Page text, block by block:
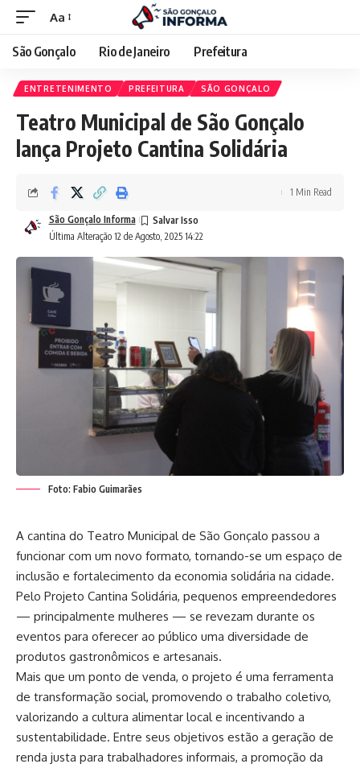
Aa
São Gonçalo Rio de Janeiro Prefeitura
ENTRETENIMENTO PREFEITURA SÃO GONÇALO
Teatro Municipal de São Gonçalo
lança Projeto Cantina Solidária
Última Alteração 12 de Agosto, 2025 14:22
São Gonçalo Informa
1 Min Read
Foto: Fabio Guimarães
A cantina do Teatro Municipal de São Gonçalo passou a
funcionar com um novo formato, tornando-se um espaço de
inclusão e fortalecimento da economia solidária na cidade.
Pelo Projeto Cantina Solidária, pequenos empreendedores
— principalmente mulheres — se revezam durante os
eventos para oferecer ao público uma diversidade de
produtos gastronômicos e artesanais.
Mais que um ponto de venda, o projeto é uma ferramenta
de transformação social, promovendo o trabalho coletivo,
valorizando a cultura alimentar local e incentivando a
sustentabilidade. Entre seus objetivos estão a geração de
renda justa para trabalhadores informais, a promoção da